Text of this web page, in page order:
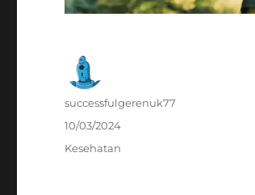
Author
successfulgerenuk77
Posted
10/03/2024
Categories
Kesehatan